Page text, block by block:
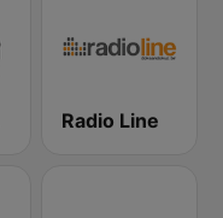
Radio Line